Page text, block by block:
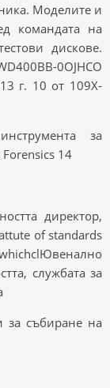
Моделите и
командата на
дискове.
0OJHCO
г. 10 от 109X-
за
14
директор,
of standards
службата за
за събиране на